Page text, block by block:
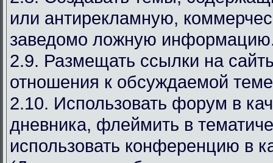
или антирекламную,
заведомо ложную
2.9. Размещать ссылки на
отношения к обсуждаемой
2.10. Использовать форум в
дневника, флеймить в
использовать конференцию в